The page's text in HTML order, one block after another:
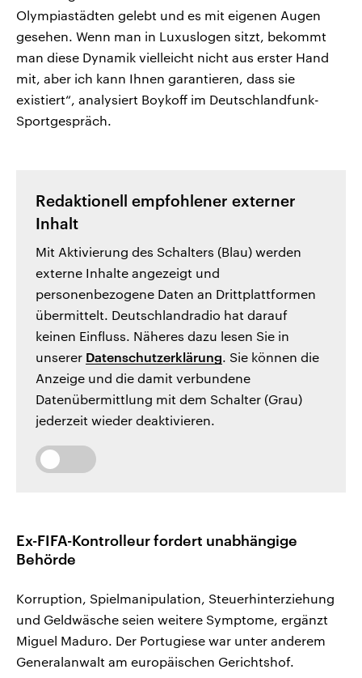
Olympiastädten gelebt und es mit eigenen Augen
gesehen. Wenn man in Luxuslogen sitzt, bekommt
man diese Dynamik vielleicht nicht aus erster Hand
mit, aber ich kann Ihnen garantieren, dass sie
existiert“, analysiert Boykoff im Deutschlandfunk-
Sportgespräch.
Redaktionell empfohlener externer
Inhalt
Mit Aktivierung des Schalters (Blau) werden
externe Inhalte angezeigt und
personenbezogene Daten an Drittplattformen
übermittelt. Deutschlandradio hat darauf
keinen Einfluss. Näheres dazu lesen Sie in
unserer Datenschutzerklärung. Sie können die
Anzeige und die damit verbundene
Datenübermittlung mit dem Schalter (Grau)
jederzeit wieder deaktivieren.
Ex-FIFA-Kontrolleur fordert unabhängige
Behörde
Korruption, Spielmanipulation, Steuerhinterziehung
und Geldwäsche seien weitere Symptome, ergänzt
Miguel Maduro. Der Portugiese war unter anderem
Generalanwalt am europäischen Gerichtshof.